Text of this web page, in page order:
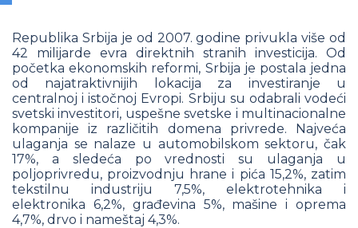
Republika Srbija je od 2007. godine privukla više od
42 milijarde evra direktnih stranih investicija. Od
početka ekonomskih reformi, Srbija je postala jedna
od najatraktivnijih lokacija za investiranje u
centralnoj i istočnoj Evropi. Srbiju su odabrali vodeći
svetski investitori, uspešne svetske i multinacionalne
kompanije iz različitih domena privrede. Najveća
ulaganja se nalaze u automobilskom sektoru, čak
17%, a sledeća po vrednosti su ulaganja u
poljoprivredu, proizvodnju hrane i pića 15,2%, zatim
tekstilnu industriju 7,5%, elektrotehnika i
elektronika 6,2%, građevina 5%, mašine i oprema
4,7%, drvo i nameštaj 4,3%.